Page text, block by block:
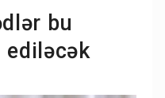
bu
ediləcək